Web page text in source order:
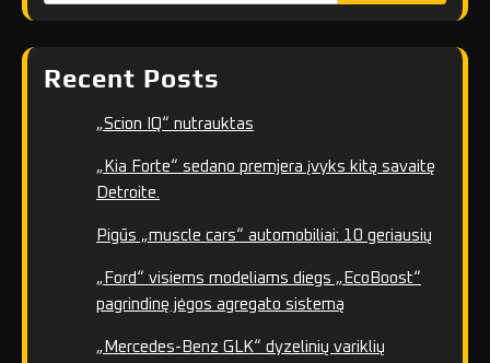
Recent Posts
„Scion IQ“ nutrauktas
„Kia Forte“ sedano premjera įvyks kitą savaitę
Detroite.
Pigūs „muscle cars“ automobiliai: 10 geriausių
„Ford“ visiems modeliams diegs „EcoBoost“
pagrindinę jėgos agregato sistemą
„Mercedes-Benz GLK“ dyzelinių variklių